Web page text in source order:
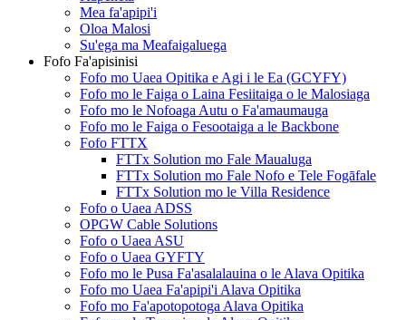
Mea fa'apipi'i
Oloa Malosi
Su'ega ma Meafaigaluega
Fofo Fa'apisinisi
Fofo mo Uaea Opitika e Agi i le Ea (GCYFY)
Fofo mo le Faiga o Laina Fesiitaiga o le Malosiaga
Fofo mo le Nofoaga Autu o Fa'amaumauga
Fofo mo le Faiga o Fesootaiga a le Backbone
Fofo FTTX
FTTx Solution mo Fale Maualuga
FTTx Solution mo Fale Nofo e Tele Fogāfale
FTTx Solution mo le Villa Residence
Fofo o Uaea ADSS
OPGW Cable Solutions
Fofo o Uaea ASU
Fofo o Uaea GYFTY
Fofo mo le Pusa Fa'asalalauina o le Alava Opitika
Fofo mo Uaea Fa'apipi'i Alava Opitika
Fofo mo Fa'apotopotoga Alava Opitika